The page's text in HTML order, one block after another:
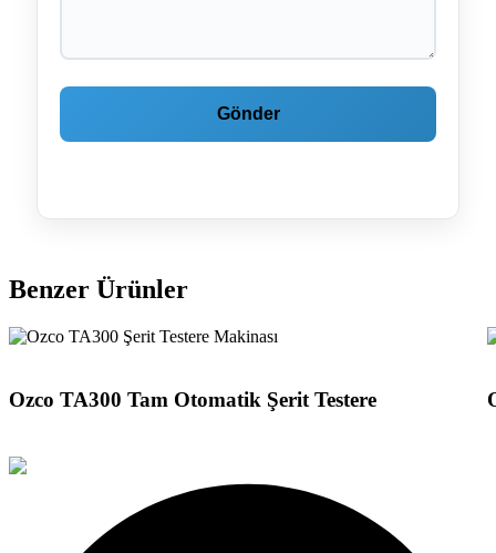
Benzer Ürünler
Ozco TA300 Tam Otomatik Şerit Testere